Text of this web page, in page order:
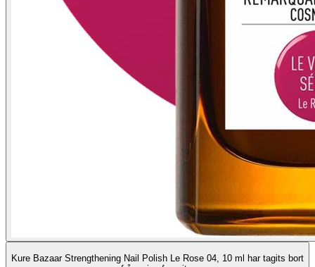
Kure Bazaar Strengthening Nail Polish Le Rose 04, 10 ml har tagits bort